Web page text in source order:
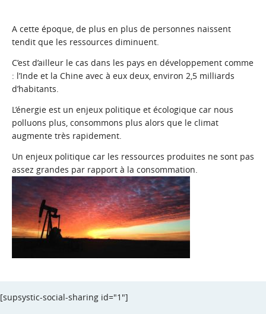
A cette époque, de plus en plus de personnes naissent
tendit que les ressources diminuent.
C’est d’ailleur le cas dans les pays en développement comme
: l’Inde et la Chine avec à eux deux, environ 2,5 milliards
d’habitants.
L’énergie est un enjeux politique et écologique car nous
polluons plus, consommons plus alors que le climat
augmente très rapidement.
Un enjeux politique car les ressources produites ne sont pas
assez grandes par rapport à la consommation.
[supsystic-social-sharing id="1"]